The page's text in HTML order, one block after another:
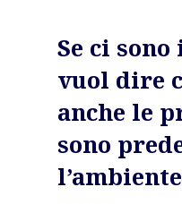
Se ci
vuol dire
anche le
sono